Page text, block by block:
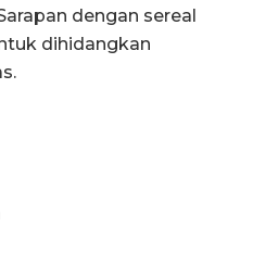
dengan sereal
dihidangkan